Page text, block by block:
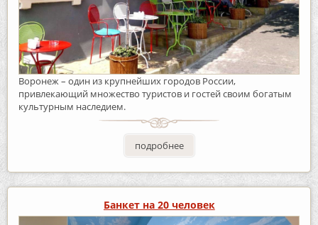
Воронеж – один из крупнейших городов России,
привлекающий множество туристов и гостей своим богатым
культурным наследием.
подробнее
Банкет на 20 человек